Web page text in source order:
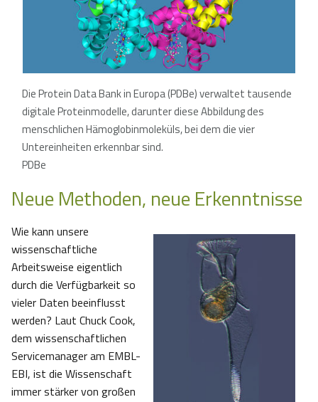
Die Protein Data Bank in Europa (PDBe) verwaltet tausende
digitale Proteinmodelle, darunter diese Abbildung des
menschlichen Hämoglobinmoleküls, bei dem die vier
Untereinheiten erkennbar sind.
PDBe
Neue Methoden, neue Erkenntnisse
Wie kann unsere
wissenschaftliche
Arbeitsweise eigentlich
durch die Verfügbarkeit so
vieler Daten beeinflusst
werden? Laut Chuck Cook,
dem wissenschaftlichen
Servicemanager am EMBL-
EBI, ist die Wissenschaft
immer stärker von großen